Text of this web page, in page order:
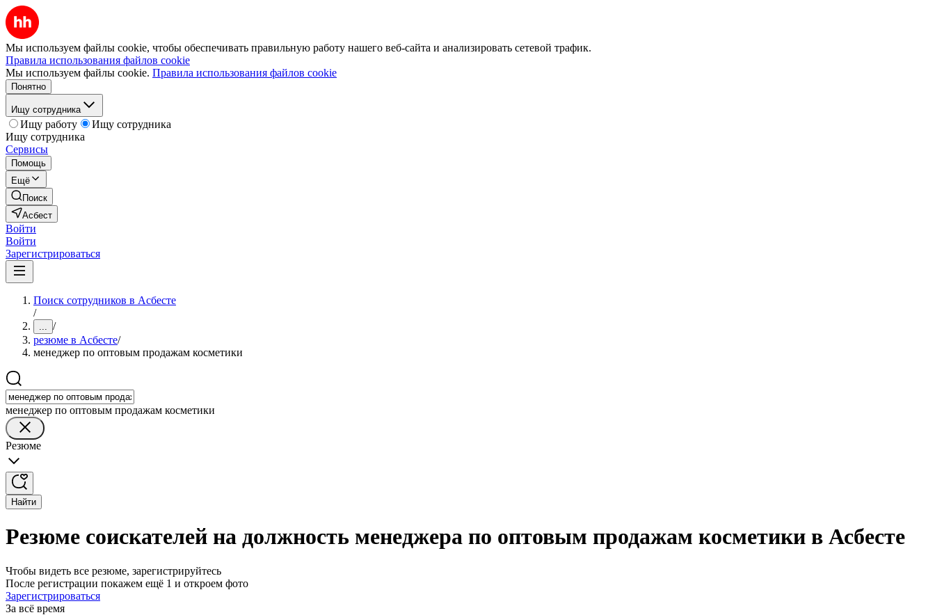
Мы используем файлы cookie, чтобы обеспечивать правильную работу нашего веб-сайта и анализировать сетевой трафик.
Правила использования файлов cookie
Мы используем файлы cookie. Правила использования файлов cookie
Понятно
Ищу сотрудника
Ищу работу
Ищу сотрудника
Ищу сотрудника
Сервисы
Помощь
Ещё
Поиск
Асбест
Войти
Войти
Зарегистрироваться
Поиск сотрудников в Асбесте
/
... /
резюме в Асбесте/
менеджер по оптовым продажам косметики
менеджер по оптовым продажам косметики
Резюме
Найти
Резюме соискателей на должность менеджера по оптовым продажам косметики в Асбесте
Чтобы видеть все резюме, зарегистрируйтесь
После регистрации покажем ещё 1 и откроем фото
Зарегистрироваться
За всё время